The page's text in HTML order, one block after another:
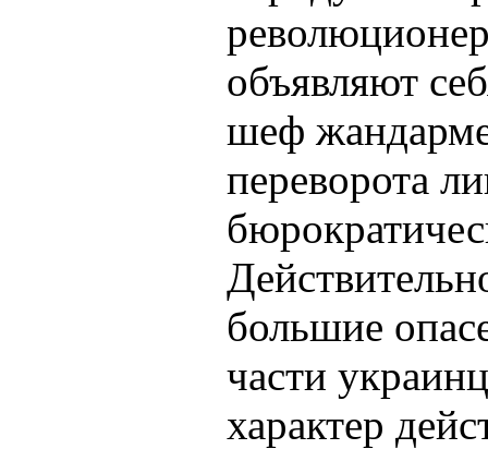
объявляют
шеф
переворота
большие
части
характер